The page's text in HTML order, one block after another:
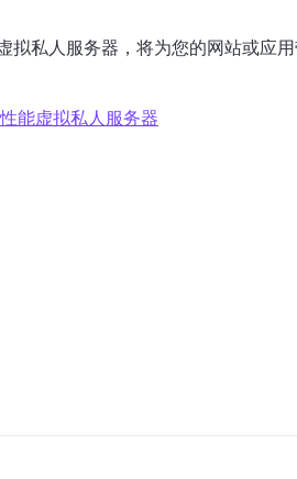
拟私人服务器，将为您的网站或应
能虚拟私人服务器